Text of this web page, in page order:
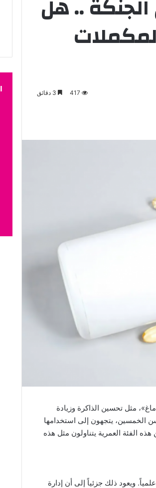
.. هل
417
مثل تحسين الذاكرة وزيادة
سن الخمسين، يتجهون إلى استخدامها
بعض التقديرات إلى أن نحو 25 في المائة من هذه الفئة العمرية يتناولون مثل هذه
ويعود ذلك جزئياً إلى أن إدارة